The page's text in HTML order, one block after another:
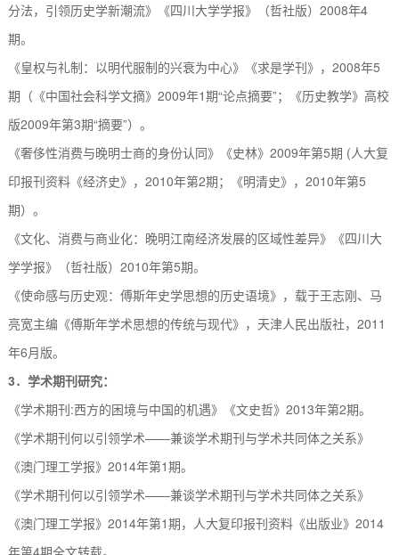
分法，引领历史学新潮流》《四川大学学报》（哲社版） 2008年4
期。
《皇权与礼制：以明代服制的兴衰为中心》《求是学刊》， 2008年5
期（《中国社会科学文摘》 2009年1期“论点摘要”；《历史教学》高校
版2009年第3期“摘要”）。
《奢侈性消费与晚明士商的身份认同》《史林》 2009年第5期 (人大复
印报刊资料《经济史》， 2010年第2期；《明清史》， 2010年第5
期）。
《文化、消费与商业化：晚明江南经济发展的区域性差异》《四川大
学学报》（哲社版） 2010年第5期。
《使命感与历史观：傅斯年史学思想的历史语境》，载于王志刚、马
亮宽主编《傅斯年学术思想的传统与现代》，天津人民出版社， 2011
年6月版。
3． 学术期刊研究：
《学术期刊:西方的困境与中国的机遇》《文史哲》 2013年第2期。
《学术期刊何以引领学术——兼谈学术期刊与学术共同体之关系》
《澳门理工学报》 2014年第1期。
《学术期刊何以引领学术——兼谈学术期刊与学术共同体之关系》
《澳门理工学报》 2014年第1期，人大复印报刊资料《出版业》 2014